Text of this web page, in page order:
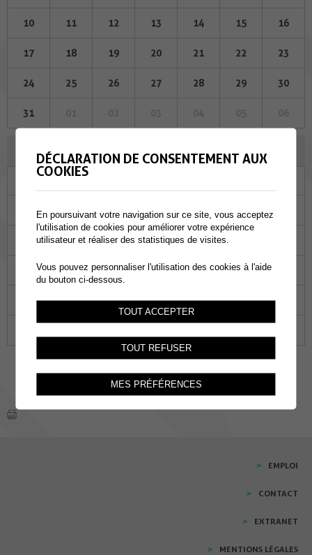
10 11 12 13 14 15 16
17 18 19 20 21 22 23
24 25 26 27 28 29 30
31
AOÛT 2023
02 03 04
08 09 10 11
15 16 17 18 19
22 23 24 25 26
EMPLOI
CONTACT
EXTRANET
MENTIONS LÉGALES
DÉCLARATION DE CONSENTEMENT AUX
COOKIES
En poursuivant votre navigation sur ce site, vous acceptez
l'utilisation de cookies pour améliorer votre expérience
utilisateur et réaliser des statistiques de visites.
Vous pouvez personnaliser l'utilisation des cookies à l'aide
du bouton ci-dessous.
TOUT ACCEPTER
TOUT REFUSER
MES PRÉFÉRENCES